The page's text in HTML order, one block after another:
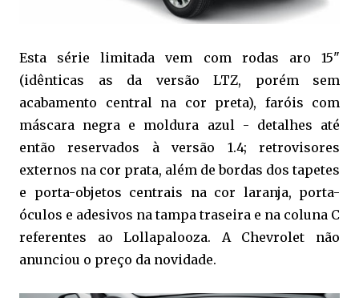
Esta série limitada vem com rodas aro 15"
(idênticas as da versão LTZ, porém sem
acabamento central na cor preta), faróis com
máscara negra e moldura azul - detalhes até
então reservados à versão 1.4; retrovisores
externos na cor prata, além de bordas dos tapetes
e porta-objetos centrais na cor laranja, porta-
óculos e adesivos na tampa traseira e na coluna C
referentes ao Lollapalooza. A Chevrolet não
anunciou o preço da novidade.